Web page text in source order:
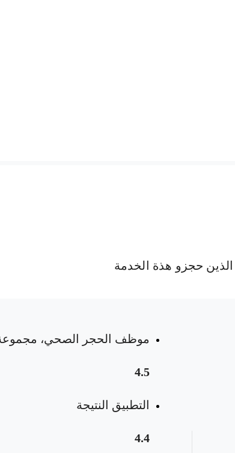
الذين حجزو هذة الخدمة
موظف الحجر الصحي،
4.5
التطبيق النتيجة
4.4